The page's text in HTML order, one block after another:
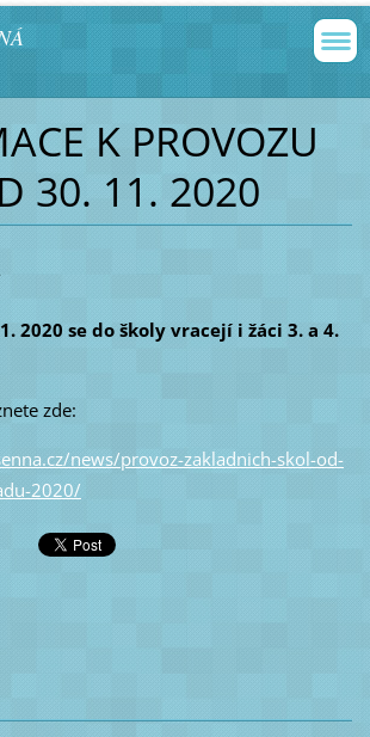
K PROVOZU
30. 11. 2020
2020 se do školy vracejí i žáci 3. a 4.
zde:
news/provoz-zakladnich-skol-od-
2020/